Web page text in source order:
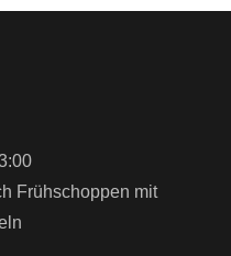
Frühschoppen mit